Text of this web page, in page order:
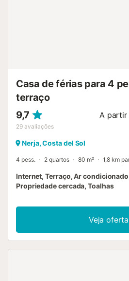
Casa de férias para 4
terraço
9,7
29 avaliações
A partir
Nerja, Costa del Sol
4 pess. 2 quartos 80 m² 1,8 km
Internet, Terraço, Ar
Propriedade cercada, Toalhas
Veja oferta